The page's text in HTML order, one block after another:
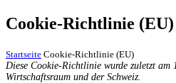
Cookie-Richtlinie (EU)
Startseite Cookie-Richtlinie (EU)
Diese Cookie-Richtlinie wurde zuletzt
Wirtschaftsraum und der Schweiz.